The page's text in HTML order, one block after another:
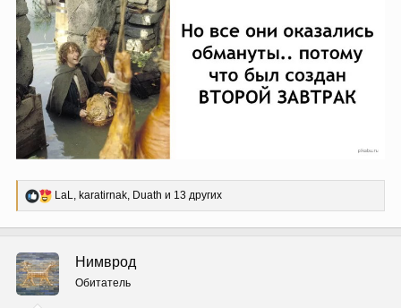
Р
е
ц
и
и
:
LaL, karatirnak, Duath и 13 других
Нимврод
Обитатель